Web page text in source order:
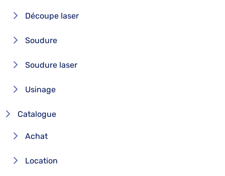
Découpe laser
Soudure
Soudure laser
Usinage
Catalogue
Achat
Location